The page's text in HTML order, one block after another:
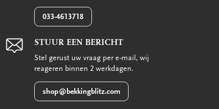
033-4613718
STUUR EEN BERICHT
Stel gerust uw vraag per e-mail, wij
reageren binnen 2 werkdagen.
shop@bekkingblitz.com